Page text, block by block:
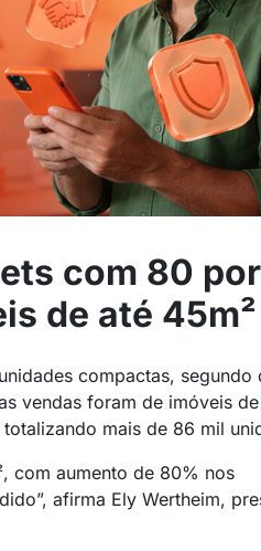
com 80 por
de até 45m²
compactas, segundo
vendas foram de imóveis
mais de 86 mil
com aumento de 80% nos
afirma Ely Wertheim,